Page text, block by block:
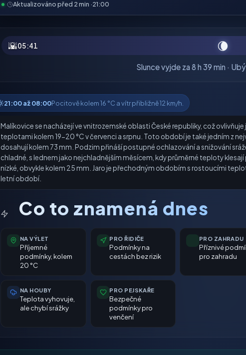
Aktualizováno před 2 min ·21:00
🌇05:41 🌘
Slunce vyjde za 8 h 39 min ·
21:00 až 08:00Pocitově kolem 16 °C a vítr přibližně 12 km/h.
Malíkovice se nacházejí ve vnitrozemské oblasti České republiky, což
teplotami kolem 19-20 °C v červenci a srpnu. Toto období je také jedním z
dosahují kolem 73 mm. Podzim přináší postupné ochlazování a snižování
chladné, s lednem jako nejchladnějším měsícem, kdy průměrné teploty
nízké, obvykle kolem 25 mm. Jaro je přechodným obdobím s rostoucími
letní období.
Co to znamená dnes
NA VÝLET
Příjemné
podmínky, kolem
20 °C
PRO ŘIDIČE
Podmínky na
cestách bez rizik
PRO ZAHRADU
Příznivé
pro zahradu
NA HOUBY
Teplota vyhovuje,
ale chybí srážky
PRO PEJSKAŘE
Bezpečné
podmínky pro
venčení